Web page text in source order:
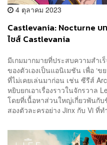
4 ตุลาคม 2023
Castlevania: Nocturne
ไชส์ Castlevania
มีเกมมากมายที่ประสบความสำเ
ของตัวเองเป็นแอนิเมชัน เพื่อ ‘ข
ที่ไม่เคยเล่นมาก่อน เช่น ซีรีส์
หยิบยกเอาเรื่องราวในจักรวาล
โดยที่เนื้อหาส่วนใหญ่เกี่ยวพันกั
สองตัวละครอย่าง Jinx กับ Vi ที่ท